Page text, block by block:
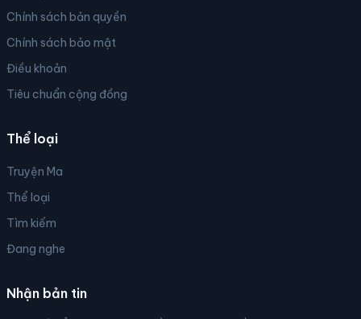
Chính sách bản quyền
Chính sách bảo mật
Điều khoản
Tiêu chuẩn cộng đồng
Thể loại
Truyện Ma
Thể loại
Tìm kiếm
Đang nghe
Nhận bản tin